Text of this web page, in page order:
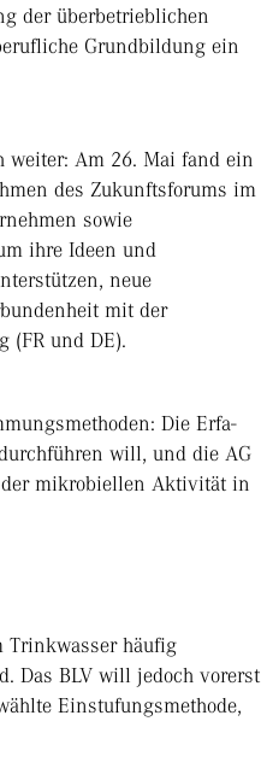
der überbetrieblichen
Grundbildung ein
weiter: Am 26. Mai fand ein
des Zukunftsforums im
sowie
ihre Ideen und
neue
mit der
(FR und DE).
Die Erfa-
will, und die AG
der mikrobiellen Aktivität in
Trinkwasser häufig
Das BLV will jedoch vorerst
Einstufungsmethode,